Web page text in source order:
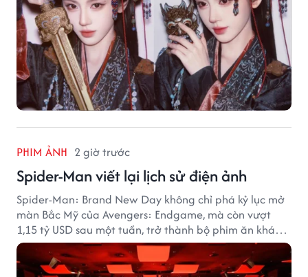
PHIM ẢNH 2 giờ trước
Spider-Man viết lại lịch sử điện ảnh
Spider-Man: Brand New Day không chỉ phá kỷ lục mở
màn Bắc Mỹ của Avengers: Endgame, mà còn vượt
1,15 tỷ USD sau một tuần, trở thành bộ phim ăn khách
nhất năm 2026.